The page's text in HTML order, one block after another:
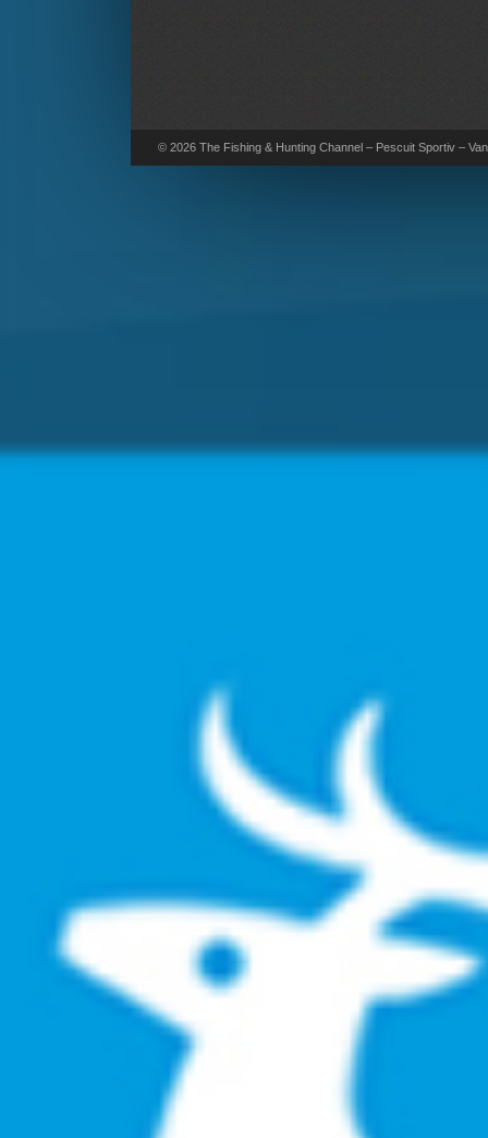
© 2026 The Fishing & Hunting Channel – Pescuit Sportiv –